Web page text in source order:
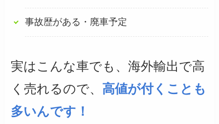
事故歴がある・廃車予定
実はこんな車でも、海外輸出で高
く売れるので、 高値が付くことも
多いんです！